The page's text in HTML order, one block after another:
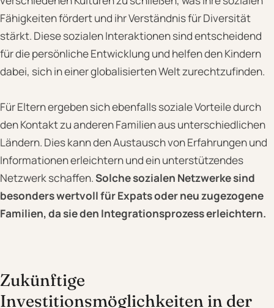
Fähigkeiten fördert und ihr Verständnis für Diversität
stärkt. Diese sozialen Interaktionen sind entscheidend
für die persönliche Entwicklung und helfen den Kindern
dabei, sich in einer globalisierten Welt zurechtzufinden.
Für Eltern ergeben sich ebenfalls soziale Vorteile durch
den Kontakt zu anderen Familien aus unterschiedlichen
Ländern. Dies kann den Austausch von Erfahrungen und
Informationen erleichtern und ein unterstützendes
Netzwerk schaffen.Solche sozialen Netzwerke sind
besonders wertvoll für Expats oder neu zugezogene
Familien, da sie den Integrationsprozess erleichtern.
Zukünftige
Investitionsmöglichkeiten in der